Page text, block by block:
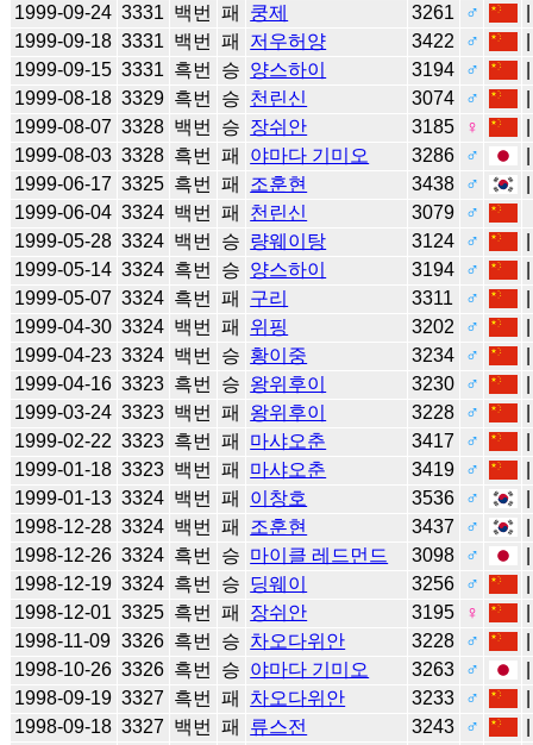
1999-09-24 3331 백번 패 쿵제 3261 ♂
1999-09-18 3331 백번 패 저우허양 3422 ♂
1999-09-15 3331 흑번 승 양스하이 3194 ♂
1999-08-18 3329 흑번 승 천린신 3074 ♂
1999-08-07 3328 백번 승 장쉬안 3185 ♀
1999-08-03 3328 흑번 패 야마다 기미오 3286 ♂
1999-06-17 3325 흑번 패 조훈현 3438 ♂
1999-06-04 3324 백번 패 천린신 3079
♂
1999-05-28 3324 백번 승 량웨이탕 3124 ♂
1999-05-14 3324 흑번 승 양스하이 3194 ♂
1999-05-07 3324 흑번 패 구리 3311 ♂
1999-04-30 3324 백번 패 위핑 3202 ♂
1999-04-23 3324 백번 승 황이중 3234 ♂
1999-04-16 3323 흑번 승 왕위후이 3230 ♂
1999-03-24 3323 백번 패 왕위후이 3228 ♂
1999-02-22 3323 흑번 패 마샤오춘 3417 ♂
1999-01-18 3323 백번 패 마샤오춘 3419 ♂
1999-01-13 3324 백번 패 이창호 3536 ♂
1998-12-28 3324 백번 패 조훈현 3437 ♂
1998-12-26 3324 흑번 승 마이클 레드먼드 3098 ♂
1998-12-19 3324 흑번 승 딩웨이 3256 ♂
1998-12-01 3325 흑번 패 장쉬안 3195 ♀
1998-11-09 3326 흑번 승 차오다위안 3228 ♂
1998-10-26 3326 흑번 승 야마다 기미오 3263 ♂
1998-09-19 3327 흑번 패 차오다위안 3233 ♂
1998-09-18 3327 백번 패 류스전 3243 ♂